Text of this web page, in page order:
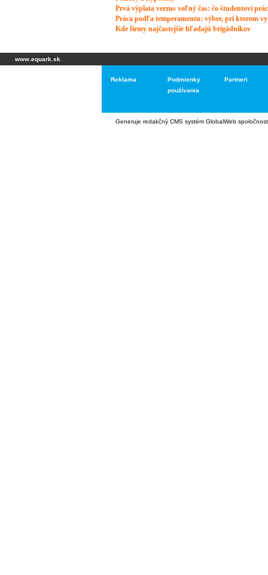
www.equark.sk
Reklama
Podmienky
používania
Partneri
Generuje redakčný CMS systém GlobalWeb